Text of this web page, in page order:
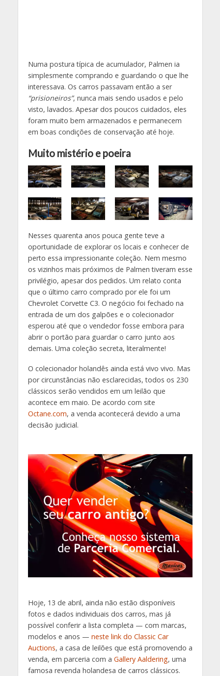
Numa postura típica de acumulador, Palmen ia
simplesmente comprando e guardando o que lhe
interessava. Os carros passavam então a ser
“prisioneiros”, nunca mais sendo usados e pelo
visto, lavados. Apesar dos poucos cuidados, eles
foram muito bem armazenados e permanecem
em boas condições de conservação até hoje.
Muito mistério e poeira
Nesses quarenta anos pouca gente teve a
oportunidade de explorar os locais e conhecer de
perto essa impressionante coleção. Nem mesmo
os vizinhos mais próximos de Palmen tiveram esse
privilégio, apesar dos pedidos. Um relato conta
que o último carro comprado por ele foi um
Chevrolet Corvette C3. O negócio foi fechado na
entrada de um dos galpões e o colecionador
esperou até que o vendedor fosse embora para
abrir o portão para guardar o carro junto aos
demais. Uma coleção secreta, literalmente!
O colecionador holandês ainda está vivo vivo. Mas
por circunstâncias não esclarecidas, todos os 230
clássicos serão vendidos em um leilão que
acontece em maio. De acordo com site
Octane.com, a venda acontecerá devido a uma
decisão judicial.
Hoje, 13 de abril, ainda não estão disponíveis
fotos e dados individuais dos carros, mas já
possível conferir a lista completa — com marcas,
modelos e anos — neste link do Classic Car
Auctions, a casa de leilões que está promovendo a
venda, em parceria com a Gallery Aaldering, uma
famosa revenda holandesa de carros clássicos.